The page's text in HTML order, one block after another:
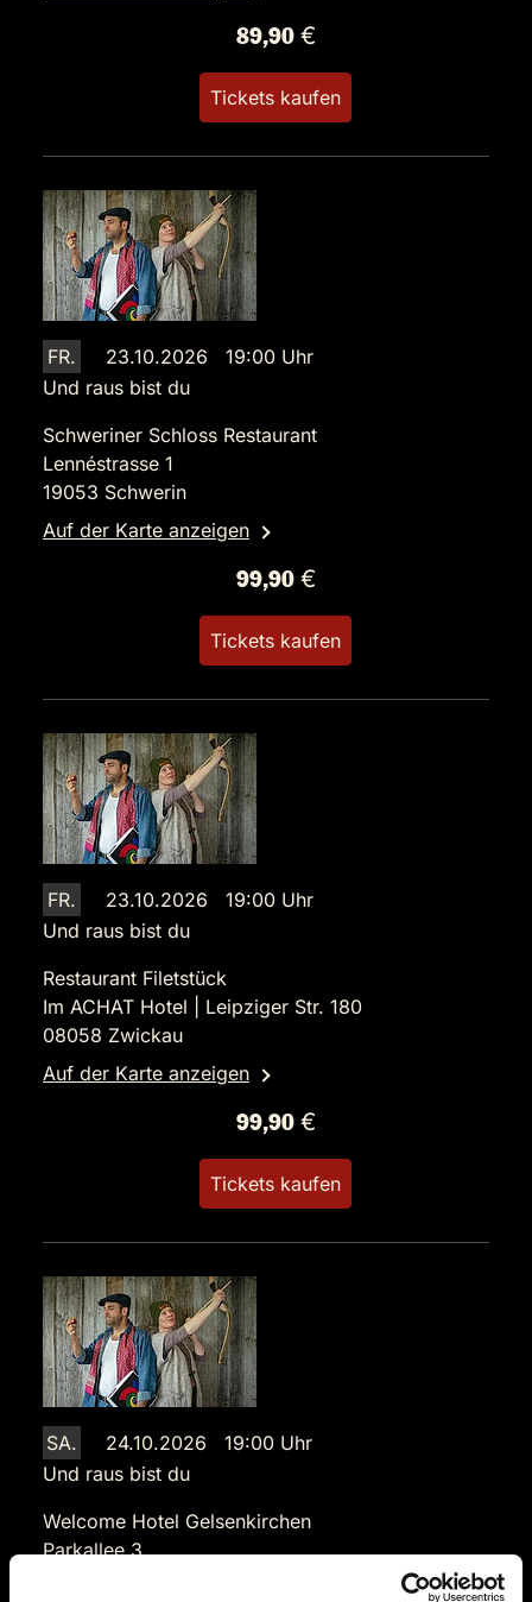
89,90 €
Tickets kaufen
FR.
23.10.2026 19:00 Uhr
Und raus bist du
Schweriner Schloss Restaurant
Lennéstrasse 1
19053 Schwerin
Auf der Karte anzeigen
99,90 €
Tickets kaufen
FR.
23.10.2026 19:00 Uhr
Und raus bist du
Restaurant Filetstück
Im ACHAT Hotel | Leipziger Str. 180
08058 Zwickau
Auf der Karte anzeigen
99,90 €
Tickets kaufen
SA.
24.10.2026 19:00 Uhr
Und raus bist du
Welcome Hotel Gelsenkirchen
Parkallee 3